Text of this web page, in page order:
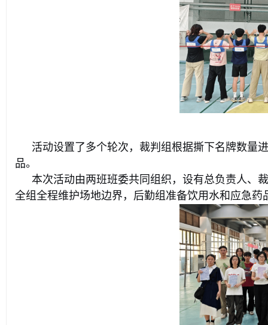
活动设置了多个轮次，裁判组根据撕下名牌数量
品。
本次活动由两班班委共同组织，设有总负责人、
全组全程维护场地边界，后勤组准备饮用水和应急